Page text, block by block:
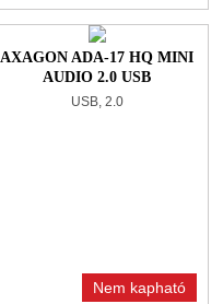
AXAGON ADA-17 HQ MINI
AUDIO 2.0 USB
HANGKÁRTYA
USB, 2.0
Nem kapható